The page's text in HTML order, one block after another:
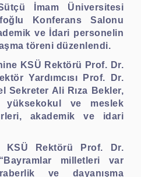
İmam Üniversitesi
Konferans Salonu
ve İdari personelin
töreni düzenlendi.
KSÜ Rektörü Prof. Dr.
Yardımcısı Prof. Dr.
Sekreter Ali Rıza Bekler,
yüksekokul ve meslek
akademik ve idari
KSÜ Rektörü Prof. Dr.
milletleri var
ve dayanışma